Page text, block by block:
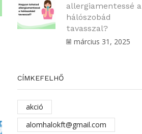
allergiamentessé a
hálószobád
tavasszal?
március 31, 2025
CÍMKEFELHŐ
akció
alomhalokft@gmail.com